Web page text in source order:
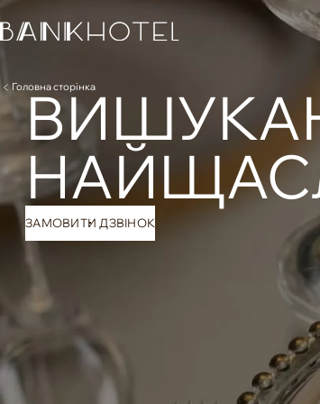
Головна сторінка
ЗАМОВИТИ ДЗВІНОК